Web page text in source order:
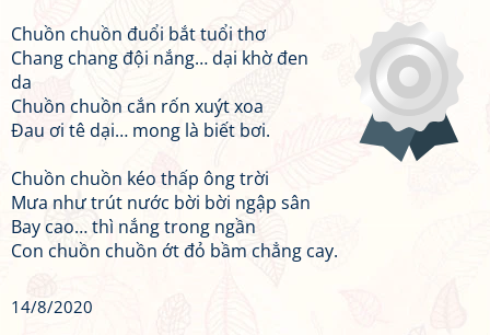
Chuồn chuồn đuổi bắt tuổi thơ
Chang chang đội nắng… dại khờ đen
da
Chuồn chuồn cắn rốn xuýt xoa
Đau ơi tê dại… mong là biết bơi.
Chuồn chuồn kéo thấp ông trời
Mưa như trút nước bời bời ngập sân
Bay cao… thì nắng trong ngần
Con chuồn chuồn ớt đỏ bầm chẳng cay.
14/8/2020